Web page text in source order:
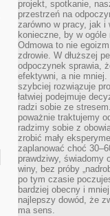
projekt, spotkanie,
przestrzeń na
zarówno w pracy, jak
konieczne, by w
Odmowa to nie
zdrowie. W dłuższej
odpoczynek sprawia,
efektywni, a nie mniej.
szybciej rozwiązuje
łatwiej podejmuje
radzi sobie ze
poważnie traktujemy
radzimy sobie z
zrobić mały
zaplanować choć
prawdziwy, świadomy
winy, bez próby
po tym czasie
bardziej obecny i
najlepszy dowód, że
ma sens.